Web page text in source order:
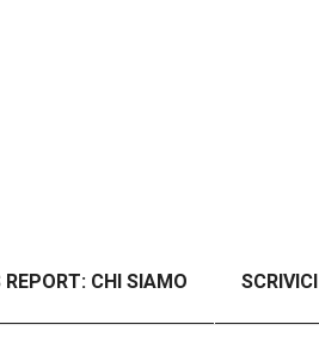
REPORT: CHI SIAMO SCRIVICI